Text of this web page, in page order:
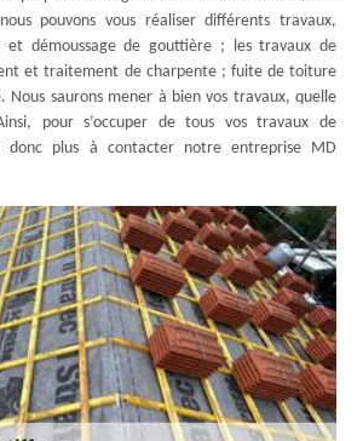
pouvons vous réaliser différents travaux,
démoussage de gouttière ; les travaux de
et traitement de charpente ; fuite de toiture
Nous saurons mener à bien vos travaux, quelle
pour s’occuper de tous vos travaux de
donc plus à contacter notre entreprise MD